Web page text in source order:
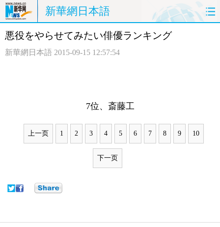
新華網日本語
ホームページ 政治
悪役をやらせてみたい俳優ランキング
新華網日本語 2015-09-15 12:57:54
7位、斎藤工
上一页 1 2 3 4 5 6 7 8 9 10
下一页